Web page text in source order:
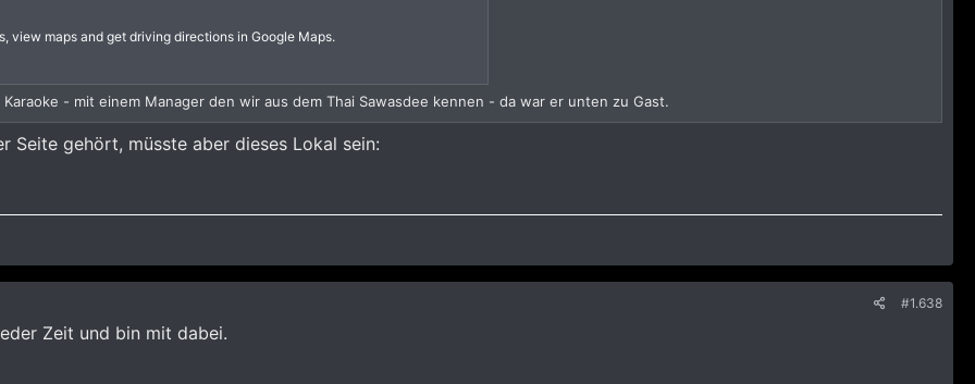
view maps and get driving directions in Google Maps.
- mit einem Manager den wir aus dem Thai Sawasdee kennen - da war er unten zu Gast.
Seite gehört, müsste aber dieses Lokal sein:
#1.638
Zeit und bin mit dabei.